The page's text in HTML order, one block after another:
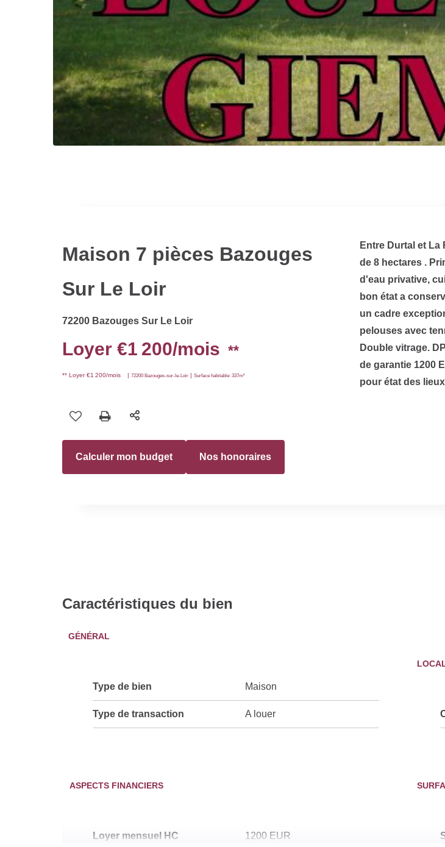
Maison 7 pièces Bazouges
Sur Le Loir
72200 Bazouges Sur Le Loir
Loyer €1 200/mois **
** Loyer €1 200/mois | 72200 Bazouges-sur-le-Loir | Surface habitable: 337m²
Calculer mon budget Nos honoraires
Entre Durtal et
de 8 hectares .
d'eau privative,
bon état a
un cadre
pelouses avec
Double vitrage.
de garantie 1200
pour état des
Caractéristiques du bien
GÉNÉRAL
Type de bien Maison
Type de transaction A louer
ASPECTS FINANCIERS
Loyer mensuel HC 1200 EUR